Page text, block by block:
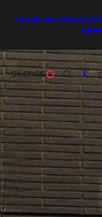
Je rijdt een Silence